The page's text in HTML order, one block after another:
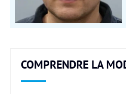
COMPRENDRE LA